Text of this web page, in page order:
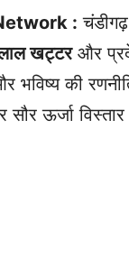
:
खट्टरऔर
भविष्य की
ऊर्जा